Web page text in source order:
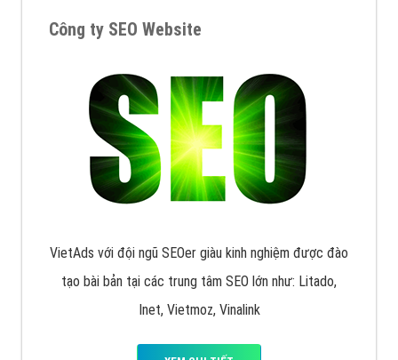
Công ty SEO Website
VietAds với đội ngũ SEOer giàu kinh nghiệm được đào
tạo bài bản tại các trung tâm SEO lớn như: Litado,
Inet, Vietmoz, Vinalink